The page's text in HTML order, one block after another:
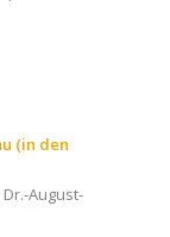
(in den
August-